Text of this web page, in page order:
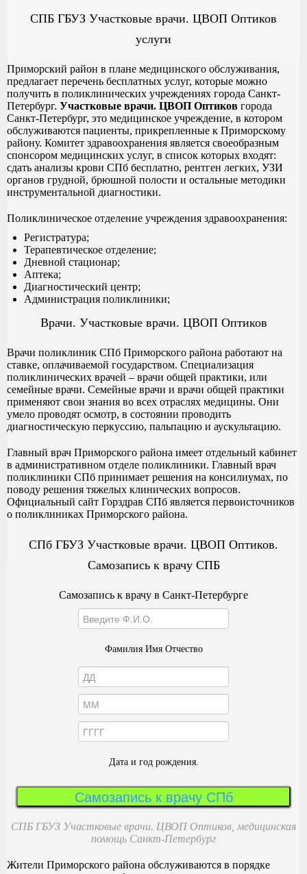
СПБ ГБУЗ Участковые врачи. ЦВОП Оптиков
услуги
Приморский район в плане медицинского обслуживания,
предлагает перечень бесплатных услуг, которые можно
получить в поликлинических учреждениях города Санкт-
Петербург. Участковые врачи. ЦВОП Оптиков города
Санкт-Петербург, это медицинское учреждение, в котором
обслуживаются пациенты, прикрепленные к Приморскому
району. Комитет здравоохранения является своеобразным
спонсором медицинских услуг, в список которых входят:
сдать анализы крови СПб бесплатно, рентген легких, УЗИ
органов грудной, брюшной полости и остальные методики
инструментальной диагностики.
Поликлиническое отделение учреждения здравоохранения:
Регистратура;
Терапевтическое отделение;
Дневной стационар;
Аптека;
Диагностический центр;
Администрация поликлиники;
Врачи. Участковые врачи. ЦВОП Оптиков
Врачи поликлиник СПб Приморского района работают на
ставке, оплачиваемой государством. Специализация
поликлинических врачей – врачи общей практики, или
семейные врачи. Семейные врачи и врачи общей практики
применяют свои знания во всех отраслях медицины. Они
умело проводят осмотр, в состоянии проводить
диагностическую перкуссию, пальпацию и аускультацию.
Главный врач Приморского района имеет отдельный кабинет
в административном отделе поликлиники. Главный врач
поликлиники СПб принимает решения на консилиумах, по
поводу решения тяжелых клинических вопросов.
Официальный сайт Горздрав СПб является первоисточников
о поликлиниках Приморского района.
СПб ГБУЗ Участковые врачи. ЦВОП Оптиков.
Самозапись к врачу СПБ
Самозапись к врачу в Санкт-Петербурге
Фамилия Имя Отчество
Дата и год рождения.
Самозапись к врачу СПб
СПБ ГБУЗ Участковые врачи. ЦВОП Оптиков, медицинская
помощь Санкт-Петербург
Жители Приморского района обслуживаются в порядке